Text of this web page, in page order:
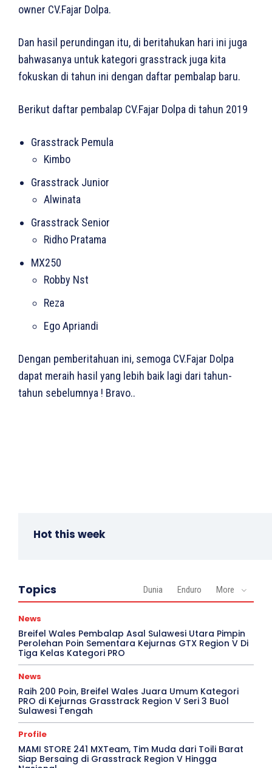
owner CV.Fajar Dolpa.
Dan hasil perundingan itu, di beritahukan hari ini juga
bahwasanya untuk kategori grasstrack juga kita
fokuskan di tahun ini dengan daftar pembalap baru.
Berikut daftar pembalap CV.Fajar Dolpa di tahun 2019
Grasstrack Pemula
Kimbo
Grasstrack Junior
Alwinata
Grasstrack Senior
Ridho Pratama
MX250
Robby Nst
Reza
Ego Apriandi
Dengan pemberitahuan ini, semoga CV.Fajar Dolpa
dapat meraih hasil yang lebih baik lagi dari tahun-
tahun sebelumnya ! Bravo..
Hot this week
Topics Dunia Enduro More
News
Breifel Wales Pembalap Asal Sulawesi Utara Pimpin
Perolehan Poin Sementara Kejurnas GTX Region V Di
Tiga Kelas Kategori PRO
News
Raih 200 Poin, Breifel Wales Juara Umum Kategori
PRO di Kejurnas Grasstrack Region V Seri 3 Buol
Sulawesi Tengah
Profile
MAMI STORE 241 MXTeam, Tim Muda dari Toili Barat
Siap Bersaing di Grasstrack Region V Hingga